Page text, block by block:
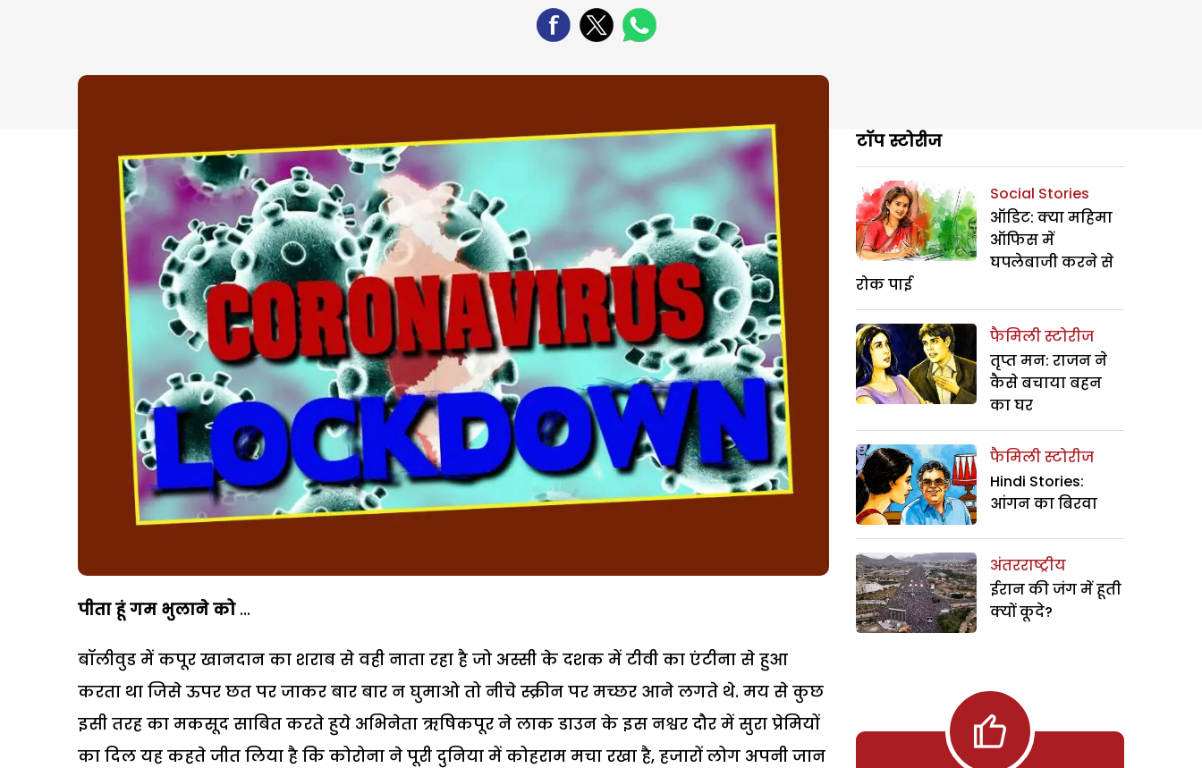
पीता हूं गम भुलाने को...
बॉलीवुड में कपूर खानदान का शराब से वही नाता रहा है जो अस्सी के दशक में टीवी का एंटीना से हुआ
करता था जिसे ऊपर छत पर जाकर बार बार न घुमाओ तो नीचे स्क्रीन पर मच्छर आने लगते थे. मय से कुछ
इसी तरह का मकसूद साबित करते हुये अभिनेता ऋषिकपूर ने लाक डाउन के इस नश्वर दौर में सुरा प्रेमियों
का दिल यह कहते जीत लिया है कि कोरोना ने पूरी दुनिया में कोहराम मचा रखा है, हजारों लोग अपनी जान
टॉप स्टोरीज
Social Stories
ऑडिट: क्या महिमा
ऑफिस में
घपलेबाजी करने से
रोक पाई
फैमिली स्टोरीज
तृप्त मन: राजन ने
कैसे बचाया बहन
का घर
फैमिली स्टोरीज
Hindi Stories:
आंगन का बिरवा
अंतरराष्ट्रीय
ईरान की जंग में हूती
क्यों कूदे?